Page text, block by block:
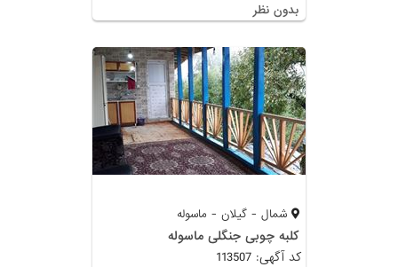
بدون نظر
شمال - گیلان - ماسوله
کلبه چوبی جنگلی ماسوله
کد آگهی: 113507